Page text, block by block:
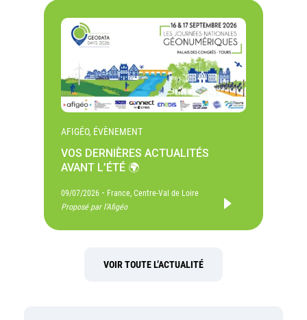
AFIGÉO, ÉVÈNEMENT
VOS DERNIÈRES ACTUALITÉS
AVANT L’ÉTÉ 🌍
09/07/2026 - France, Centre-Val de Loire
Proposé par l'Afigéo
VOIR TOUTE L’ACTUALITÉ